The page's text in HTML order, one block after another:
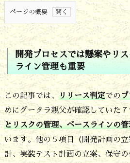
ページの概要
開
発
プ
ロ
セ
ス
で
は
開発プロセスでは懸案やリ
ライン管理も重要
この記事では、 リリース判定でのプ
めにグータラ親父が確認していた
とリスクの管理、ベースラインの管
います。他の５項目（開発計画の
計、実装テスト計画の立案、保守